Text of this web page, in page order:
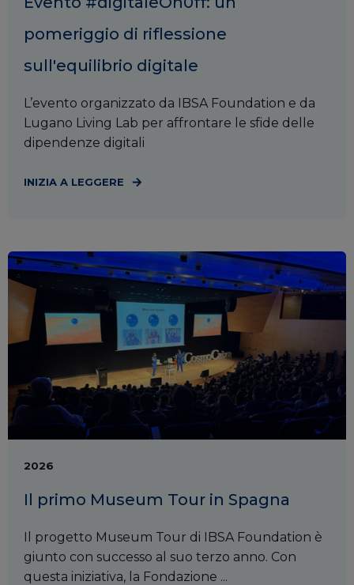
pomeriggio di riflessione
sull'equilibrio digitale
L’evento organizzato da IBSA Foundation e da
Lugano Living Lab per affrontare le sfide delle
dipendenze digitali
INIZIA A LEGGERE
2026
Il primo Museum Tour in Spagna
Il progetto Museum Tour di IBSA Foundation è
giunto con successo al suo terzo anno. Con
questa iniziativa, la Fondazione ...